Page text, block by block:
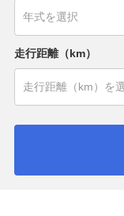
走行距離（km）